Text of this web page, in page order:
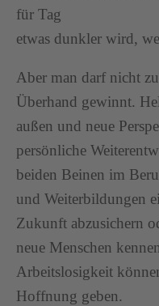
für Tag
etwas dunkler wird,
Aber man darf nicht
Überhand gewinnt.
außen und neue
persönliche
beiden Beinen im
und Weiterbildungen
Zukunft abzusichern
neue Menschen
Arbeitslosigkeit
Hoffnung geben.